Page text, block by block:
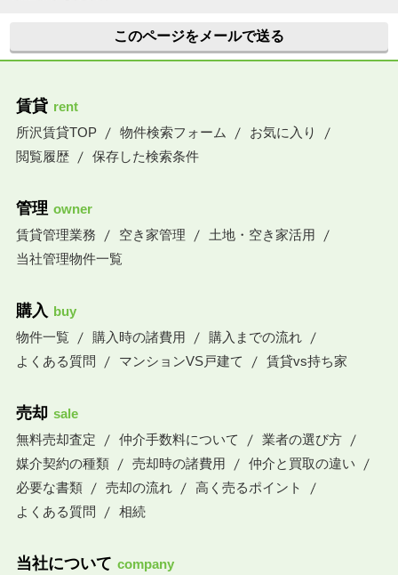
このページをメールで送る
賃貸 rent
所沢賃貸TOP
物件検索フォーム
お気に入り
閲覧履歴
保存した検索条件
管理 owner
賃貸管理業務
空き家管理
土地・空き家活用
当社管理物件一覧
購入 buy
物件一覧
購入時の諸費用
購入までの流れ
よくある質問
マンションVS戸建て 賃貸vs持ち家
売却 sale
無料売却査定
仲介手数料について
業者の選び方
媒介契約の種類
売却時の諸費用
仲介と買取の違い
必要な書類
売却の流れ
高く売るポイント
よくある質問
相続
当社について company